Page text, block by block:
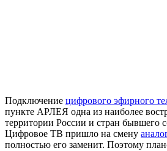
Подключение цифрового эфирного
пункте АРЛЕЯ одна из наиболее
территории России и стран бывшего
Цифровое ТВ пришло на смену
полностью его заменит. Поэтому